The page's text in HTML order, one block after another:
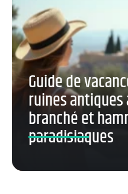
Guide de
ruines antiques
branché et
paradisiaques